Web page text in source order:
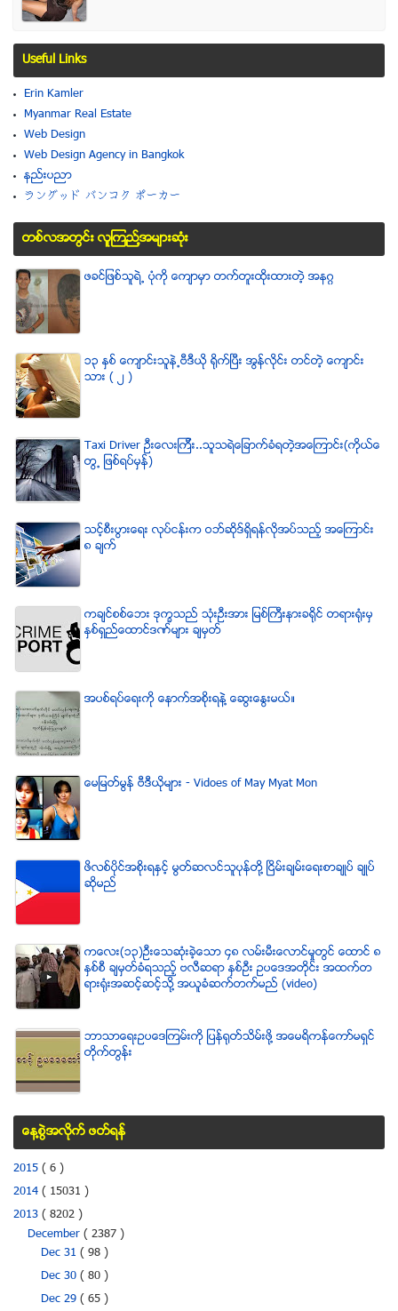
Useful Links
Erin Kamler
Myanmar Real Estate
Web Design
Web Design Agency in Bangkok
နည္းပညာ
ラングッド バンコク ポーカー
တစ္လအတြင္း လူၾကည္႔အမ်ားဆံုး
ဖခင္ျဖစ္သူရဲ႕ ပံုကို ေက်ာမွာ တက္တူးထိုးထားတဲ့ အနဂၢ
၁၃ ႏွစ္ ေက်ာင္းသူနဲ႕ဗီဒီယို ရိုက္ျပီး အြန္လိုင္း တင္တဲ့ ေက်ာင္း
သား ( ၂ )
Taxi Driver ဦးေလးၾကီး..သူသရဲေျခာက္ခံရတဲ့အေၾကာင္း(ကိုယ္ေ
တြ႕ ျဖစ္ရပ္မွန္)
သင့္စီးပြားေရး လုပ္ငန္းက ဝဘ္ဆိုဒ္ရွိရန္လိုအပ္သည့္ အေၾကာင္း
၈ ခ်က္
ကခ်င္စစ္ေဘး ဒုကၡသည္ သံုးဦးအား ျမစ္ႀကီးနားခရိုင္ တရားရံုးမွ
ႏွစ္ရွည္ေထာင္ဒဏ္မ်ား ခ်မွတ္
အပစ္ရပ္ေရးကို ေနာက္အစိုးရနဲ႔ ေဆြးေႏြးမယ္။
ေမျမတ္မြန္ ဗီဒီယုိမ်ား - Vidoes of May Myat Mon
ဖိလစ္ပိုင္အစိုးရႏွင့္ မြတ္ဆလင္သူပုန္တို႔ ၿငိမ္းခ်မ္းေရးစာခ်ဳပ္ ခ်ဳပ္
ဆိုမည္
ကေလး(၁၃)ဦးေသဆံုးခဲ့ေသာ ၄၈ လမ္းမီးေလာင္မႈတြင္ ေထာင္ ၈
ႏွစ္စီ ခ်မွတ္ခံရသည့္ ဗလီဆရာ ႏွစ္ဦး ဥပေဒအတိုင္း အထက္တ
ရားရံုးအဆင့္ဆင့္သို႔ အယူခံဆက္တက္မည္ (video)
ဘာသာေရးဥပေဒၾကမ္းကို ျပန္ရုတ္သိမ္းဖို႔ အေမရိကန္ေကာ္မရွင္
တိုက္တြန္း
ေန႔စြဲအလိုက္ ဖတ္ရန္
2015 ( 6 )
2014 ( 15031 )
2013 ( 8202 )
December ( 2387 )
Dec 31( 98 )
Dec 30( 80 )
Dec 29( 65 )